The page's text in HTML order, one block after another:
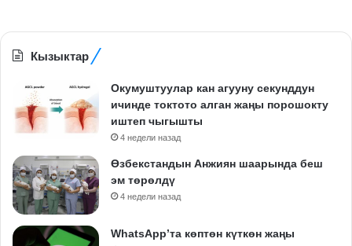
Кызыктар
Окумуштуулар кан агууну секунддун
ичинде токтото алган жаңы порошокту
иштеп чыгышты
4 недели назад
Өзбекстандын Анжиян шаарында беш
эм төрөлдү
4 недели назад
WhatsApp’та көптөн күткөн жаңы